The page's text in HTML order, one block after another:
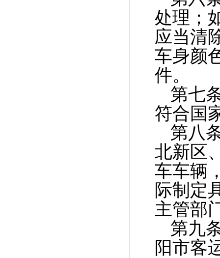
处理；
应当清
车身颜
件。
第七
符合国
第八
北新区
车车辆
际制定
主管部
第九
阳市客